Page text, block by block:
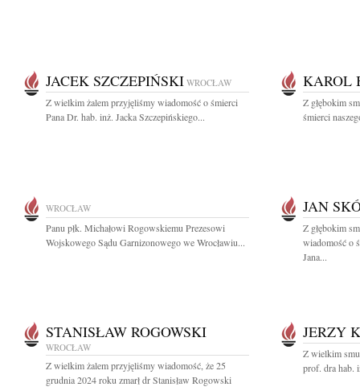
JACEK SZCZEPIŃSKI WROCŁAW
Z wielkim żalem przyjęliśmy wiadomość o śmierci
Pana Dr. hab. inż. Jacka Szczepińskiego...
KAROL
Z głębokim
śmierci
WROCŁAW
Panu płk. Michałowi Rogowskiemu Prezesowi
Wojskowego Sądu Garnizonowego we Wrocławiu...
JAN
Z głębokim
wiadomość o
Jana...
STANISŁAW ROGOWSKI
WROCŁAW
Z wielkim żalem przyjęliśmy wiadomość, że 25
grudnia 2024 roku zmarł dr Stanisław Rogowski
JERZY
Z wielkim
prof. dra hab.